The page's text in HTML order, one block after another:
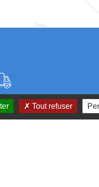
prix coûtant
Tout refuser